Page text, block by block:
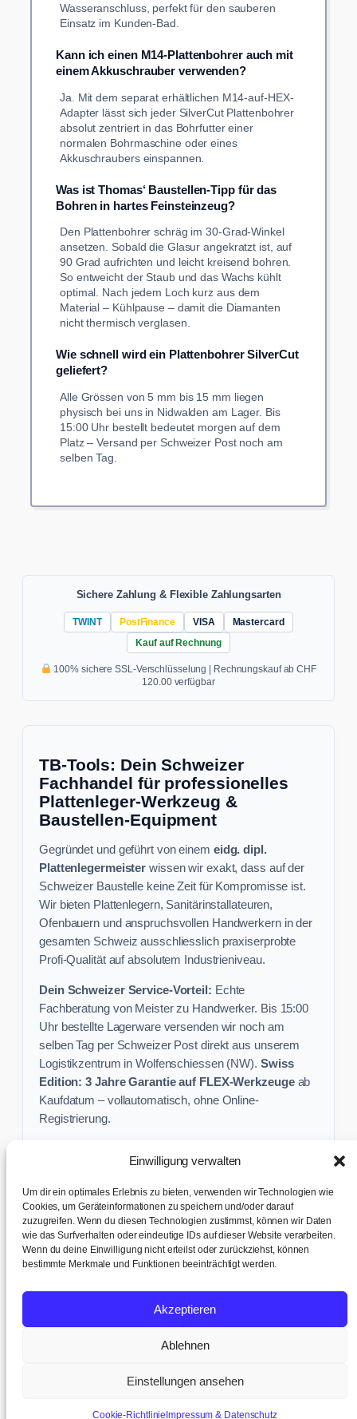
Einwilligung verwalten
Um dir ein optimales Erlebnis zu bieten, verwenden wir Technologien wie
Cookies, um Geräteinformationen zu speichern und/oder darauf
zuzugreifen. Wenn du diesen Technologien zustimmst, können wir Daten
wie das Surfverhalten oder eindeutige IDs auf dieser Website verarbeiten.
Wenn du deine Einwilligung nicht erteilst oder zurückziehst, können
bestimmte Merkmale und Funktionen beeinträchtigt werden.
Akzeptieren
Ablehnen
Einstellungen ansehen
Cookie-Richtlinie Impressum & Datenschutz
Wasseranschluss, perfekt für den sauberen
Einsatz im Kunden-Bad.
Kann ich einen M14-Plattenbohrer auch mit
einem Akkuschrauber verwenden?
Ja. Mit dem separat erhältlichen M14-auf-HEX-
Adapter lässt sich jeder SilverCut Plattenbohrer
absolut zentriert in das Bohrfutter einer
normalen Bohrmaschine oder eines
Akkuschraubers einspannen.
Was ist Thomas‘ Baustellen-Tipp für das
Bohren in hartes Feinsteinzeug?
Den Plattenbohrer schräg im 30-Grad-Winkel
ansetzen. Sobald die Glasur angekratzt ist, auf
90 Grad aufrichten und leicht kreisend bohren.
So entweicht der Staub und das Wachs kühlt
optimal. Nach jedem Loch kurz aus dem
Material – Kühlpause – damit die Diamanten
nicht thermisch verglasen.
Wie schnell wird ein Plattenbohrer SilverCut
geliefert?
Alle Grössen von 5 mm bis 15 mm liegen
physisch bei uns in Nidwalden am Lager. Bis
15:00 Uhr bestellt bedeutet morgen auf dem
Platz – Versand per Schweizer Post noch am
selben Tag.
Sichere Zahlung & Flexible Zahlungsarten
TWINT PostFinance VISA
Mastercard
Kauf auf Rechnung
100% sichere SSL-Verschlüsselung | Rechnungskauf ab CHF
120.00 verfügbar
TB-Tools: Dein Schweizer
Fachhandel für professionelles
Plattenleger-Werkzeug &
Baustellen-Equipment
Gegründet und geführt von einem eidg. dipl.
Plattenlegermeister wissen wir exakt, dass auf der
Schweizer Baustelle keine Zeit für Kompromisse ist.
Wir bieten Plattenlegern, Sanitärinstallateuren,
Ofenbauern und anspruchsvollen Handwerkern in der
gesamten Schweiz ausschliesslich praxiserprobte
Profi-Qualität auf absolutem Industrieniveau.
Dein Schweizer Service-Vorteil: Echte
Fachberatung von Meister zu Handwerker. Bis 15:00
Uhr bestellte Lagerware versenden wir noch am
selben Tag per Schweizer Post direkt aus unserem
Logistikzentrum in Wolfenschiessen (NW). Swiss
Edition: 3 Jahre Garantie auf FLEX-Werkzeugeab
Kaufdatum – vollautomatisch, ohne Online-
Registrierung.
Sichere dir exklusive Angebote und praktische
Baustellen-Tipps direkt in dein Postfach.
✉ Zur Anmeldung
Versand & Abholung |Cookie-Richtlinie
Profi-Wissen & FAQ ▼